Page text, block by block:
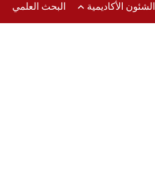
الشئون الأكاديمية البحث العلمي